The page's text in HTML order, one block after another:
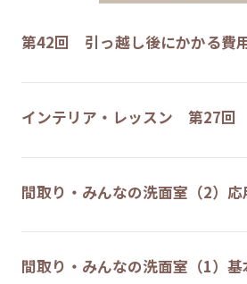
第42回 引っ越し後にかかる費
インテリア・レッスン 第27回
間取り・みんなの洗面室（2
間取り・みんなの洗面室（1）